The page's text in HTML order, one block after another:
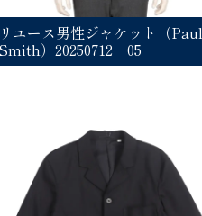
ユース男性ジャケット（Paul
）20250712－05